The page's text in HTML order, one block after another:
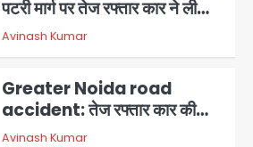
Greater Noida road
accident: तेज रफ्तार कार की
टक्कर से बाइक सवार दो युवकों की
मौत, परिवारों में मातम
Avinash Kumar
Iljin fire accident: इलजिन